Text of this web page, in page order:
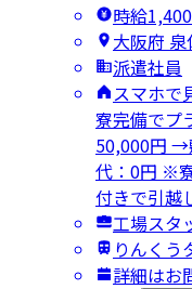
時給
大阪府
派遣社員
スマホで
寮完備でプ
50,000円 →
代：0円 ※
付きで引越
工場スタ
りんくう
詳細はお